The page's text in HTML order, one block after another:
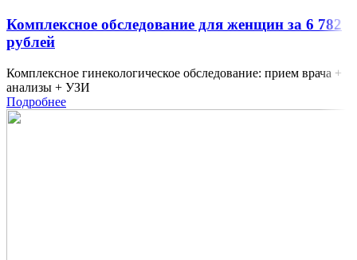
Комплексное обследование для женщин за 6 782
рублей
Комплексное гинекологическое обследование: прием врача +
анализы + УЗИ
Подробнее